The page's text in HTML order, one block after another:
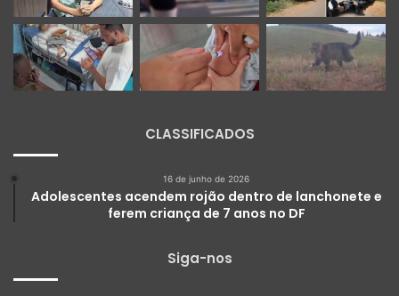
CLASSIFICADOS
16 de junho de 2026
Adolescentes acendem rojão dentro de lanchonete e
ferem criança de 7 anos no DF
Siga-nos